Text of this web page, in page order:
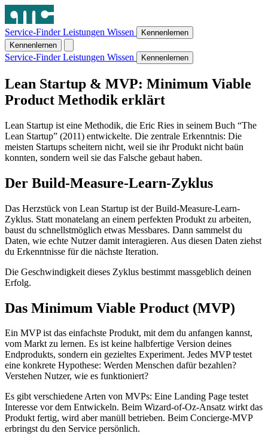
Service-FinderLeistungen Wissen
Kennenlernen
Kennenlernen
Service-FinderLeistungen Wissen Kennenlernen
Lean Startup & MVP: Minimum Viable
Product Methodik erklärt
Lean Startup ist eine Methodik, die Eric Ries in seinem Buch “The
Lean Startup” (2011) entwickelte. Die zentrale Erkenntnis: Die
meisten Startups scheitern nicht, weil sie ihr Produkt nicht baün
konnten, sondern weil sie das Falsche gebaut haben.
Der Build-Measure-Learn-Zyklus
Das Herzstück von Lean Startup ist der Build-Measure-Learn-
Zyklus. Statt monatelang an einem perfekten Produkt zu arbeiten,
baust du schnellstmöglich etwas Messbares. Dann sammelst du
Daten, wie echte Nutzer damit interagieren. Aus diesen Daten ziehst
du Erkenntnisse für die nächste Iteration.
Die Geschwindigkeit dieses Zyklus bestimmt massgeblich deinen
Erfolg.
Das Minimum Viable Product (MVP)
Ein MVP ist das einfachste Produkt, mit dem du anfangen kannst,
vom Markt zu lernen. Es ist keine halbfertige Version deines
Endprodukts, sondern ein gezieltes Experiment. Jedes MVP testet
eine konkrete Hypothese: Werden Menschen dafür bezahlen?
Verstehen Nutzer, wie es funktioniert?
Es gibt verschiedene Arten von MVPs: Eine Landing Page testet
Interesse vor dem Entwickeln. Beim Wizard-of-Oz-Ansatz wirkt das
Produkt fertig, wird aber manüll betrieben. Beim Concierge-MVP
erbringst du den Service persönlich.